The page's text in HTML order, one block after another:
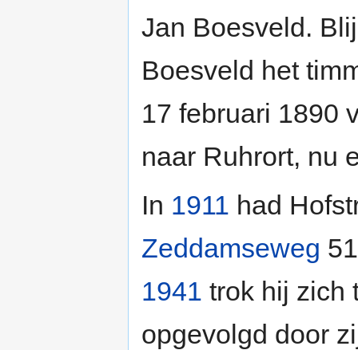
Jan Boesveld.
Boesveld het
17 februari 1890
naar Ruhrort, nu
In 1911 had
Zeddamseweg
1941 trok hij zich
opgevolgd door